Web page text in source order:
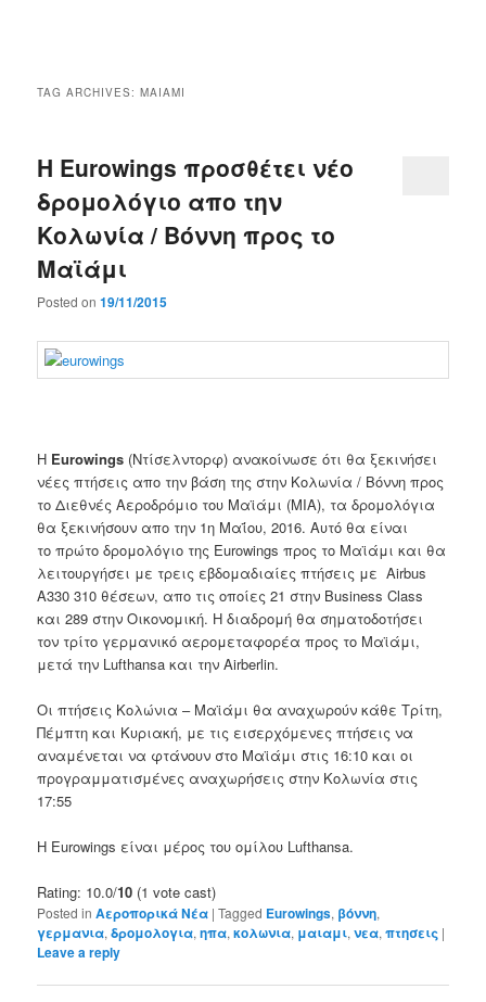
TAG ARCHIVES:ΜΑΙΑΜΙ
Η Eurowings προσθέτει νέο
δρομολόγιο απο την
Κολωνία / Βόννη προς το
Μαϊάμι
Posted on19/11/2015
Η Eurowings (Ντίσελντορφ) ανακοίνωσε ότι θα ξεκινήσει
νέες πτήσεις απο την βάση της στην Κολωνία / Βόννη προς
τοΔιεθνές Αεροδρόμιο του Μαϊάμι (MIA), τα δρομολόγια
θα ξεκινήσουν απο την 1η Μαΐου,2016. Αυτό θα είναι
το πρώτο δρομολόγιο της Eurowings προς το Μαϊάμι και θα
λειτουργήσει με τρεις εβδομαδιαίες πτήσεις με Airbus
A330 310 θέσεων, απο τις οποίες 21 στην Business Class
και289 στην Οικονομική. Η διαδρομή θα σηματοδοτήσει
τον τρίτο γερμανικό αερομεταφορέα προς το Μαϊάμι,
μετά την Lufthansa και την Airberlin.
Οι πτήσεις Κολώνια – Μαϊάμι θα αναχωρούνκάθε Τρίτη,
Πέμπτη και Κυριακή, με τις εισερχόμενες πτήσεις να
αναμένεται να φτάνουν στο Μαϊάμι στις 16:10 και οι
προγραμματισμένες αναχωρήσεις στην Κολωνία στις
17:55
Η Eurowings είναι μέρος του ομίλου Lufthansa.
Rating: 10.0/10 (1 vote cast)
Posted in Αεροπορικά Νέα |Tagged Eurowings, βόννη,
γερμανια,δρομολογια,ηπα,κολωνια, μαιαμι,νεα,πτησεις |
Leave a reply